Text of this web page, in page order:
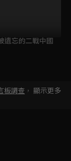
遺忘的二戰中國
板調查 ， 顯示更多